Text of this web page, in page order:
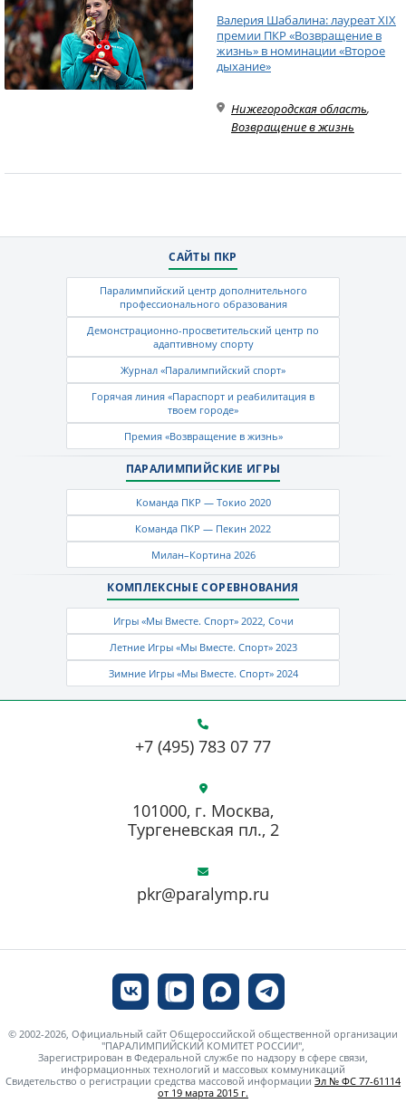
Валерия Шабалина: лауреат XIX
премии ПКР «Возвращение в
жизнь» в номинации «Второе
дыхание»
Нижегородская область,
Возвращение в жизнь
САЙТЫ ПКР
Паралимпийский центр дополнительного
профессионального образования
Демонстрационно-просветительский центр по
адаптивному спорту
Журнал «Паралимпийский спорт»
Горячая линия «Параспорт и реабилитация в
твоем городе»
Премия «Возвращение в жизнь»
ПАРАЛИМПИЙСКИЕ ИГРЫ
Команда ПКР — Токио 2020
Команда ПКР — Пекин 2022
Милан–Кортина 2026
КОМПЛЕКСНЫЕ СОРЕВНОВАНИЯ
Игры «Мы Вместе. Спорт» 2022, Сочи
Летние Игры «Мы Вместе. Спорт» 2023
Зимние Игры «Мы Вместе. Спорт» 2024
+7 (495) 783 07 77
pkr@paralymp.ru
101000, г. Москва,
Тургеневская пл., 2
© 2002-2026, Официальный сайт Общероссийской общественной организации
"ПАРАЛИМПИЙСКИЙ КОМИТЕТ РОССИИ",
Зарегистрирован в Федеральной службе по надзору в сфере связи,
информационных технологий и массовых коммуникаций
Свидетельство о регистрации средства массовой информации Эл № ФС 77-61114
от 19 марта 2015 г.